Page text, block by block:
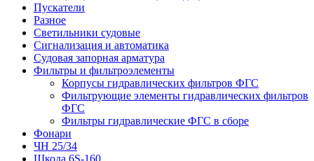
Пускатели
Разное
Светильники судовые
Сигнализация и автоматика
Судовая запорная арматура
Фильтры и фильтроэлементы
Корпусы гидравлических фильтров ФГС
Фильтрующие элементы гидравлических фильтров
ФГС
Фильтры гидравлические ФГС в сборе
Фонари
ЧН 25/34